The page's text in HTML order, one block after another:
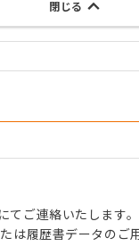
閉じる
てご連絡いたします。
は履歴書データのご